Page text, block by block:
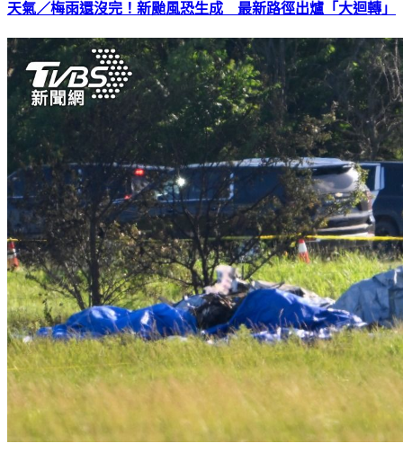
天氣／梅雨還沒完！新颱風恐生成 最新路徑出爐「大迴轉」